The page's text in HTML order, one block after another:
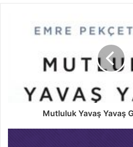
Mutluluk Yavaş Yavaş